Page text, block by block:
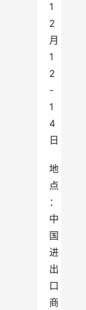
1
2
月
1
2
-
1
4
日
地
点
：
中
国
进
出
口
商